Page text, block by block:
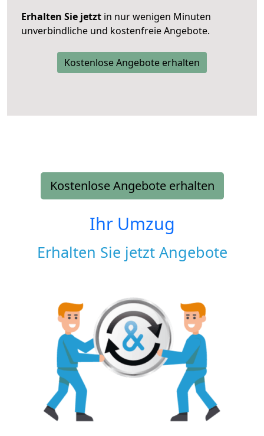
Erhalten Sie jetzt in nur wenigen Minuten
unverbindliche und kostenfreie Angebote.
Kostenlose Angebote erhalten
Kostenlose Angebote erhalten
Ihr Umzug
Erhalten Sie jetzt Angebote